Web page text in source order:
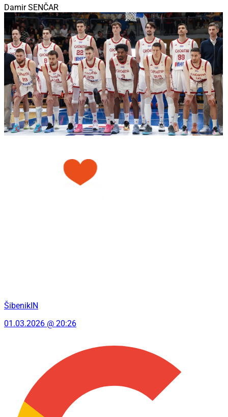
Damir SENČAR
ŠibenikIN
01.03.2026 @ 20:26